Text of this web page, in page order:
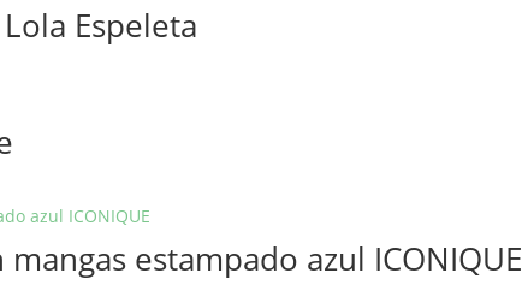
Espeleta
estampado azul ICONIQUE